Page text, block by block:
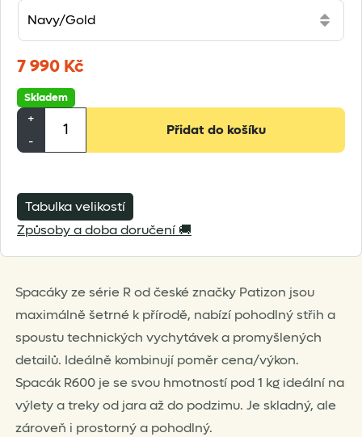
Spacáky ze série R od české značky Patizon jsou
maximálně šetrné k přírodě, nabízí pohodlný střih a
spoustu technických vychytávek a promyšlených
detailů. Ideálně kombinují poměr cena/výkon.
Spacák R600 je se svou hmotností pod 1 kg ideální na
výlety a treky od jara až do podzimu. Je skladný, ale
zároveň i prostorný a pohodlný.
7 990 Kč
Skladem
+
-
R600
Přidat do košíku
Tabulka velikostí
Způsoby a doba doručení 🚚